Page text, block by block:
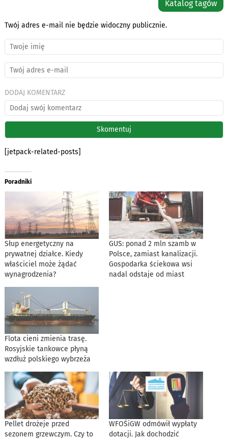
Katalog tagów
Twój adres e-mail nie będzie widoczny publicznie.
DODAJ KOMENTARZ
[jetpack-related-posts]
Poradniki
Słup energetyczny na
prywatnej działce. Kiedy
właściciel może żądać
wynagrodzenia?
GUS: ponad 2 mln szamb w
Polsce, zamiast kanalizacji.
Gospodarka ściekowa wsi
nadal odstaje od miast
Flota cieni zmienia trasę.
Rosyjskie tankowce płyną
wzdłuż polskiego wybrzeża
Pellet drożeje przed
sezonem grzewczym. Czy to
WFOŚiGW odmówił wypłaty
dotacji. Jak dochodzić